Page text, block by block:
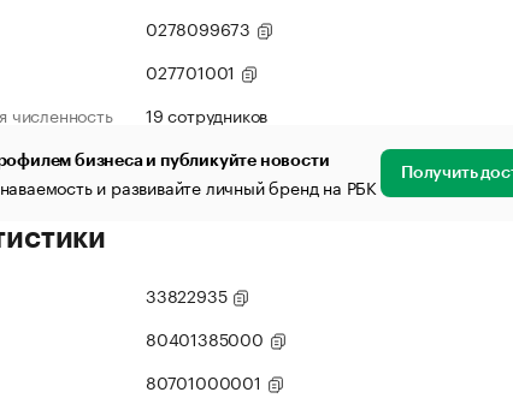
0278099673
027701001
численность
19 сотрудников
бизнеса и публикуйте новости
и развивайте личный бренд на РБК Получить
33822935
80401385000
80701000001